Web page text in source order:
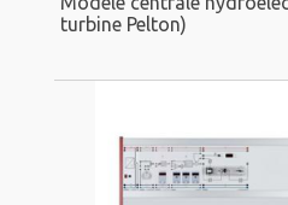
turbine Pelton)